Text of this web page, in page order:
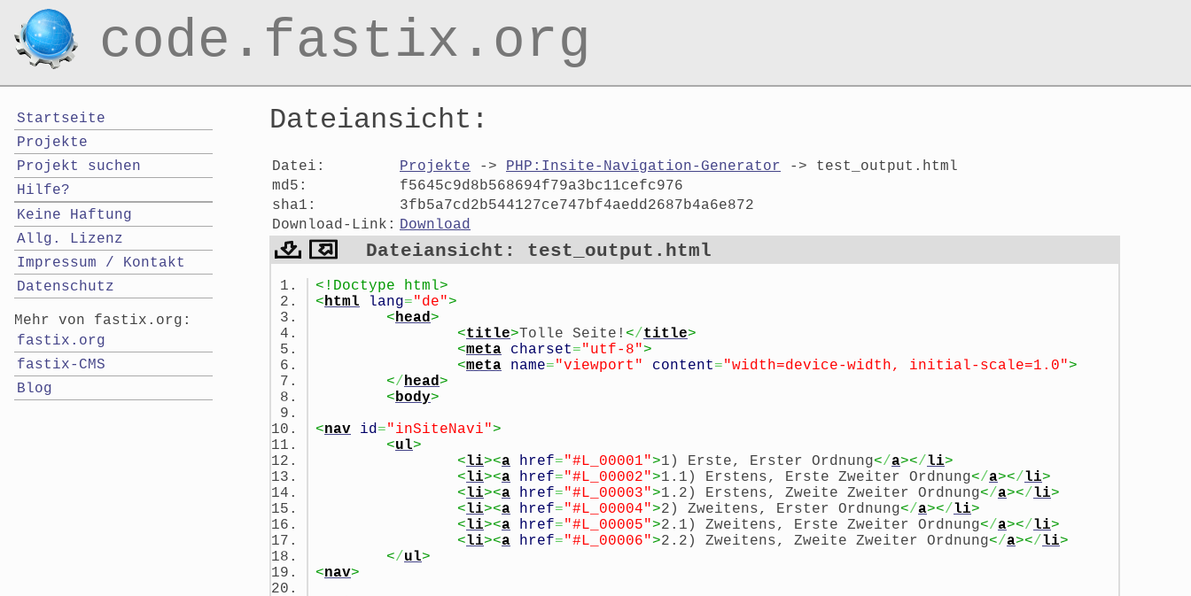
code.fastix.org
Dateiansicht:
Datei: Projekte -> PHP:Insite-Navigation-Generator -> test_output.html
md5:
f5645c9d8b568694f79a3bc11cefc976
sha1:
3fb5a7cd2b544127ce747bf4aedd2687b4a6e872
Download-Link: Download
Dateiansicht: test_output.html
<!Doctype html>
<html lang="de">
<head>
<title>Tolle Seite! </title>
<meta charset="utf-8">
<meta name="viewport" content="width=device-width, initial-scale=1.0">
</head>
<body>
<nav id="inSiteNavi">
<ul>
<li><a href="#L_00001">1) Erste, Erster Ordnung</a></li>
<li><a href="#L_00002">1.1) Erstens, Erste Zweiter Ordnung</a></li>
<li><a href="#L_00003">1.2) Erstens, Zweite Zweiter Ordnung</a></li>
<li><a href="#L_00004">2) Zweitens, Erster Ordnung</a></li>
<li><a href="#L_00005">2.1) Zweitens, Erste Zweiter Ordnung</a></li>
<li><a href="#L_00006">2.2) Zweitens, Zweite Zweiter Ordnung</a></li>
</ul>
<nav>
Startseite
Projekte
Projekt suchen
Hilfe?
Keine Haftung
Allg. Lizenz
Impressum / Kontakt
Datenschutz
Mehr von fastix.org:
fastix.org
fastix-CMS
Blog